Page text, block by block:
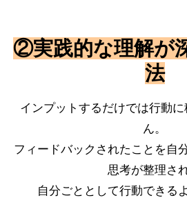
②実践的な理解が
法
インプットするだけでは行動
ん。
フィードバックされたことを自
思考が整理され
自分ごととして行動できる